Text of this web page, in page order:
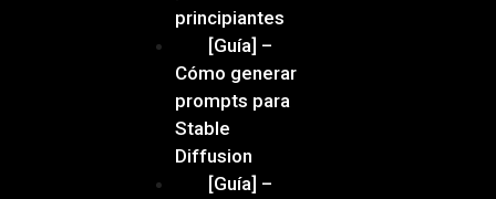
principiantes
[Guía] –
Cómo generar
prompts para
Stable
Diffusion
[Guía] –